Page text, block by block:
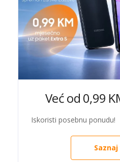
Već od 0,99
Iskoristi posebnu ponudu!
Saznaj